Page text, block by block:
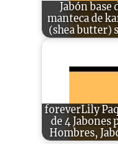
Jabón base
manteca de
(shea butter)
foreverLily
de 4 Jabones
Hombres,